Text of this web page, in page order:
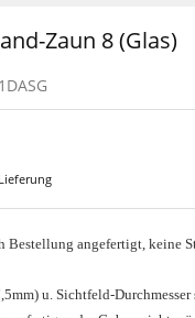
Zaun 8 (Glas)
Bestellung angefertigt, keine
u. Sichtfeld-Durchmesser